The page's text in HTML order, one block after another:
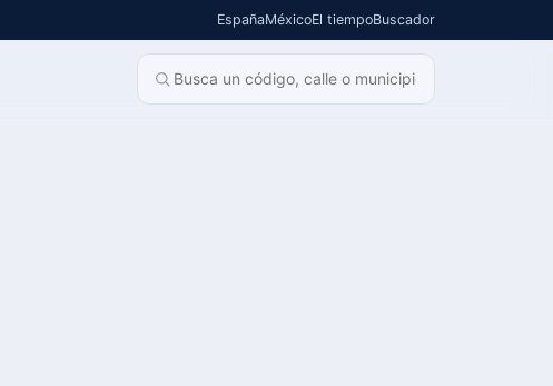
EspañaMéxicoEl tiempoBuscador